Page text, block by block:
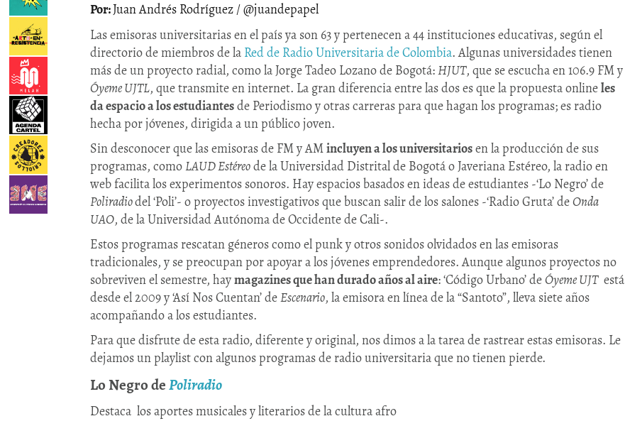
Juan Andrés Rodríguez / @juandepapel
Las emisoras universitarias en el país ya son 63 y pertenecen a 44 instituciones educativas, según el
directorio de miembros de la Red de Radio Universitaria de Colombia. Algunas universidades tienen
más de un proyecto radial, como la Jorge Tadeo Lozano de Bogotá:HJUT, que se escucha en 106.9 FM y
Óyeme UJTL, que transmite en internet. La gran diferencia entre las dos es que la propuesta onlineles
da espacio a los estudiantesde Periodismo y otras carreras para que hagan los programas; es radio
hecha por jóvenes, dirigida a un público joven.
Sin desconocer que las emisoras de FM y AMincluyen a los universitariosen la producción de sus
programas, como LAUD Estéreode la Universidad Distrital de Bogotá o Javeriana Estéreo, la radio en
web facilita los experimentos sonoros. Hay espacios basados en ideas de estudiantes -‘Lo Negro’ de
Poliradiodel ‘Poli’- o proyectos investigativos que buscan salir de los salones -‘Radio Gruta’ deOnda
UAO, de la Universidad Autónoma de Occidente de Cali-.
Estos programas rescatan géneros como el punk y otros sonidos olvidados en las emisoras
tradicionales, y se preocupan por apoyar a los jóvenes emprendedores. Aunque algunos proyectos no
sobreviven el semestre, haymagazines que han durado años al aire: ‘Código Urbano’ deÓyeme UJTestá
desde el 2009 y ‘Así Nos Cuentan’ deEscenario, la emisora en línea de la “Santoto”, lleva siete años
acompañando a los estudiantes.
Para que disfrute de esta radio, diferente y original, nos dimos a la tarea de rastrear estas emisoras. Le
dejamos un playlist con algunos programas de radio universitaria que no tienen pierde.
Lo Negro dePoliradio
Destaca los aportes musicales y literarios de la cultura afro